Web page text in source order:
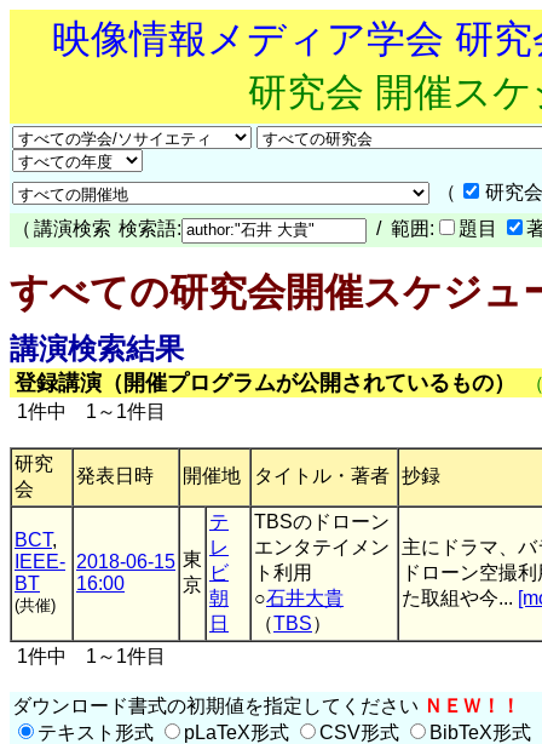
映像情報メディア学会 研
研究会 開催ス
（
研究
（ 講演検索 検索語: / 範囲: 題目
すべての研究会開催スケジュ
講演検索結果
登録講演（開催プログラムが公開されているもの）
1件中 1～1件目
研究
会
発表日時 開催地 タイトル・著者 抄録
BCT,
IEEE-
BT
(共催)
2018-06-15
16:00
東
京
テ
レ
ビ
朝
日
TBSのドローン
エンタテイメン
ト利用
○石井大貴
（TBS）
主にドラマ、
ドローン空撮
た取組や今...
1件中 1～1件目
ダウンロード書式の初期値を指定してください ＮＥＷ！！
テキスト形式
pLaTeX形式 CSV形式 BibTeX形式